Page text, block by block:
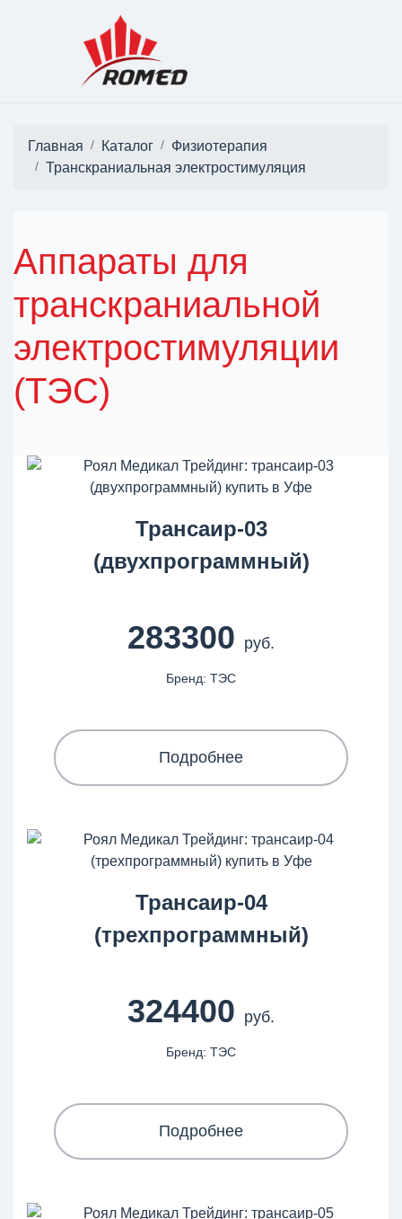
Главная Каталог
Физиотерапия
Транскраниальная электростимуляция
Аппараты для
транскраниальной
электростимуляции
(ТЭС)
Трансаир-03
(двухпрограммный)
283300 руб.
Бренд: ТЭС
Подробнее
Трансаир-04
(трехпрограммный)
324400 руб.
Бренд: ТЭС
Подробнее